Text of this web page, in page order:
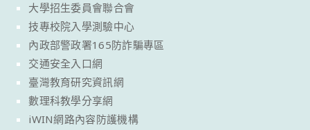
大學招生委員會聯合會
技專校院入學測驗中心
內政部警政署165防詐騙專區
交通安全入口網
臺灣教育研究資訊網
數理科教學分享網
iWIN網路內容防護機構